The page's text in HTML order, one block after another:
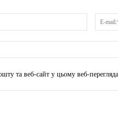
Ім'я:*
та веб-сайт у цьому веб-